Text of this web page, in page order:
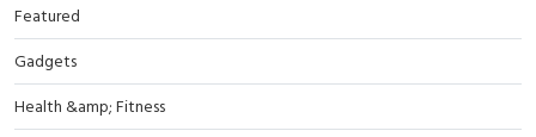
Featured
Gadgets
Health &amp; Fitness